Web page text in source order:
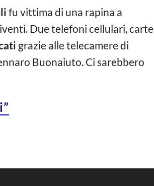
fu vittima di una rapina a
Due telefoni cellulari, carte
grazie alle telecamere di
Buonaiuto. Ci sarebbero